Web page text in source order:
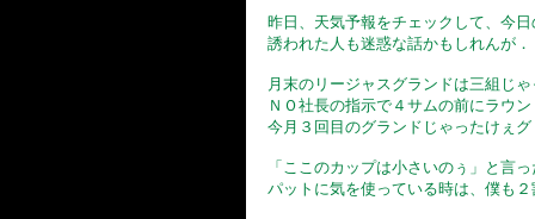
昨日、天気予報をチェックして、今
誘われた人も迷惑な話かもしれんが
月末のリージャスグランドは三組じ
ＮＯ社長の指示で４サムの前にラウ
今月３回目のグランドじゃったけぇ
「ここのカップは小さいのぅ」と言
パットに気を使っている時は、僕も